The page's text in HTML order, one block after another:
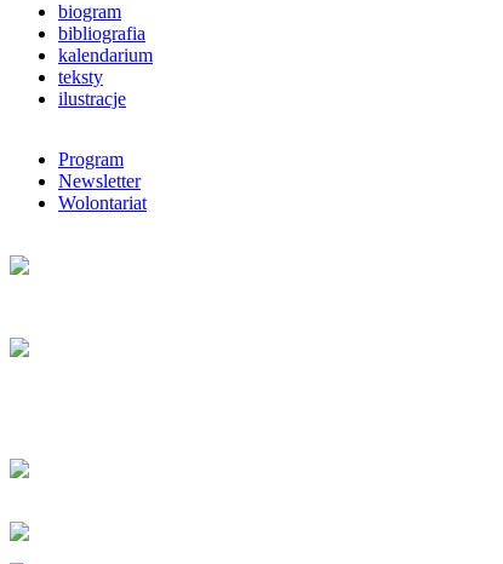
biogram
bibliografia
kalendarium
teksty
ilustracje
Program
Newsletter
Wolontariat